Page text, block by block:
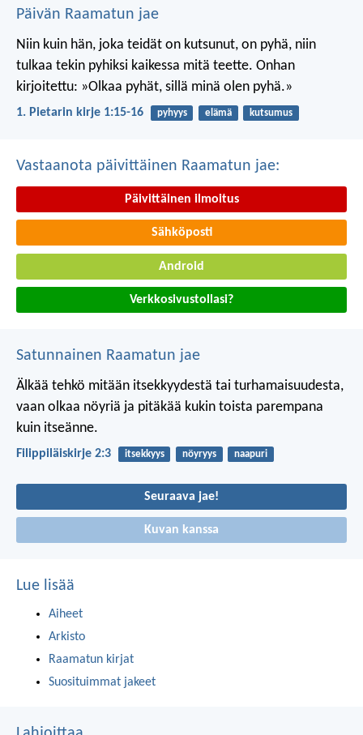
Päivän Raamatun jae
Niin kuin hän, joka teidät on kutsunut, on pyhä, niin
tulkaa tekin pyhiksi kaikessa mitä teette. Onhan
kirjoitettu: »Olkaa pyhät, sillä minä olen pyhä.»
1. Pietarin kirje 1:15-16 pyhyys elämä kutsumus
Vastaanota päivittäinen Raamatun jae:
Päivittäinen ilmoitus
Sähköposti
Android
Verkkosivustollasi?
Satunnainen Raamatun jae
Älkää tehkö mitään itsekkyydestä tai turhamaisuudesta,
vaan olkaa nöyriä ja pitäkää kukin toista parempana
kuin itseänne.
Filippiläiskirje 2:3 itsekkyys nöyryys naapuri
Seuraava jae!
Kuvan kanssa
Lue lisää
Aiheet
Arkisto
Raamatun kirjat
Suosituimmat jakeet